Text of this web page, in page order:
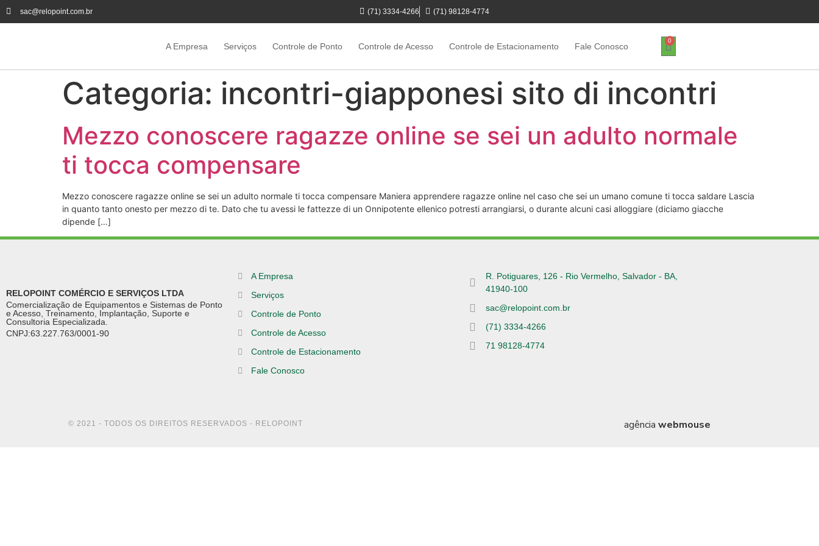
sac@relopoint.com.br (71) 3334-4266 (71) 98128-4774
A Empresa Serviços Controle de Ponto Controle de Acesso Controle de Estacionamento Fale Conosco
0
Categoria: incontri-giapponesi sito di incontri
Mezzo conoscere ragazze online se sei un adulto normale
ti tocca compensare
Mezzo conoscere ragazze online se sei un adulto normale ti tocca compensare Maniera apprendere ragazze online nel caso che sei un umano comune ti tocca saldare Lascia
in quanto tanto onesto per mezzo di te. Dato che tu avessi le fattezze di un Onnipotente ellenico potresti arrangiarsi, o durante alcuni casi alloggiare (diciamo giacche
dipende […]
RELOPOINT COMÉRCIO E SERVIÇOS LTDA
Comercialização de Equipamentos e Sistemas de Ponto
e Acesso, Treinamento, Implantação, Suporte e
Consultoria Especializada.
CNPJ:63.227.763/0001-90
A Empresa
Serviços
Controle de Ponto
Controle de Acesso
Controle de Estacionamento
Fale Conosco
R. Potiguares, 126 - Rio Vermelho, Salvador - BA,
41940-100
sac@relopoint.com.br
(71) 3334-4266
71 98128-4774
© 2021 - TODOS OS DIREITOS RESERVADOS - RELOPOINT agência webmouse